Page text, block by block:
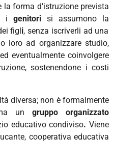
la forma d’istruzione prevista
i genitori si assumono la
figl i, senza iscriverli ad una
loro ad organizzare studio,
eventualmente coinvolgere
sostenendone i costi
diversa; non è formalmente
un gruppo organizzato
educativo condiviso. Viene
cooperativa educativa